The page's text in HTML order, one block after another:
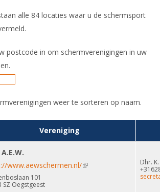
alle 84 locaties waar u de schermsport
postcode in om schermverenigingen in uw
weer te sorteren op naam.
Vereniging
www.aewschermen.nl/(link is external)
101
SZ Oegstgeest
Dhr.